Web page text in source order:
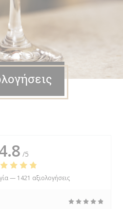
/5
— 1421 αξιολογήσεις